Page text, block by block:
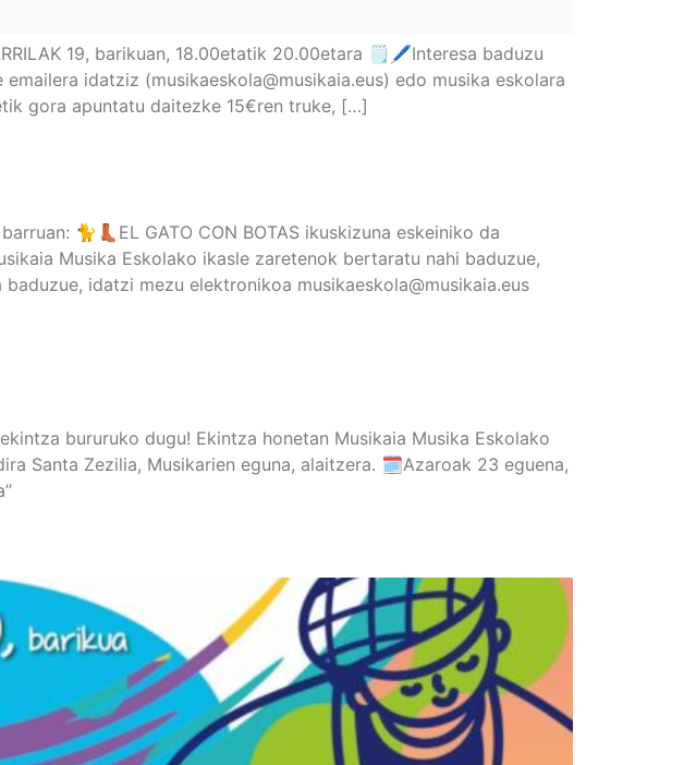
19, barikuan, 18.00etatik 20.00etara 🗒🖊Interesa baduzu
idatziz (musikaeskola@musikaia.eus) edo musika eskolara
gora apuntatu daitezke 15€ren truke, […]
🐈👢EL GATO CON BOTAS ikuskizuna eskeiniko da
Musika Eskolako ikasle zaretenok bertaratu nahi baduzue,
idatzi mezu elektronikoa musikaeskola@musikaia.eus
bururuko dugu! Ekintza honetan Musikaia Musika Eskolako
Santa Zezilia, Musikarien eguna, alaitzera. 🗓Azaroak 23 eguena,